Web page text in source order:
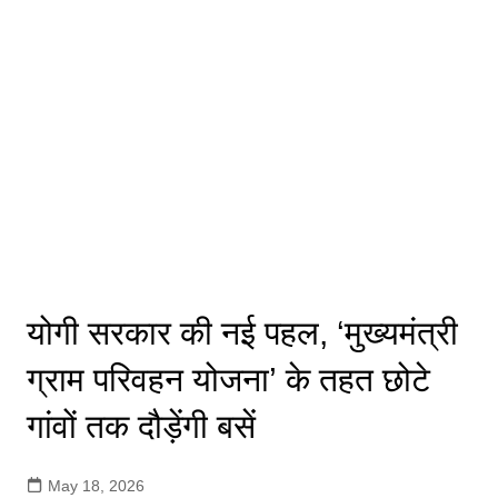
योगी सरकार की नई पहल, ‘मुख्यमंत्री
ग्राम परिवहन योजना’ के तहत छोटे
गांवों तक दौड़ेंगी बसें
May 18, 2026